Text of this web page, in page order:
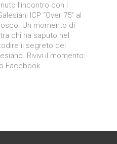
l’incontro con i
ICP “Over 75” al
Un momento di
chi ha saputo nel
il segreto del
Rivivi il momento:
Facebook